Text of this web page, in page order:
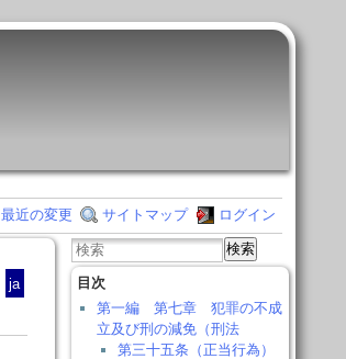
最近の変更 サイトマップ ログイン
ja
検索
目次
第一編 第七章 犯罪の不成
立及び刑の減免（刑法
第三十五条（正当行為）